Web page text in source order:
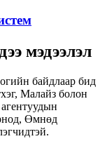
мэдээлэл
байдлаар бид
Малайз болон
Өмнөд